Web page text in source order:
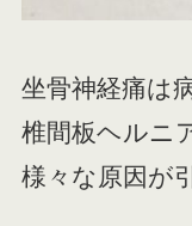
坐骨神経痛は
椎間板ヘルニ
様々な原因が